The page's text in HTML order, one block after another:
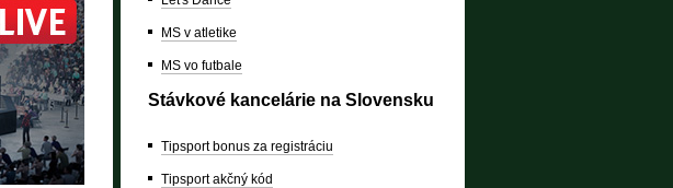
MS v atletike
MS vo futbale
Stávkové kancelárie na Slovensku
Tipsport bonus za registráciu
Tipsport akčný kód